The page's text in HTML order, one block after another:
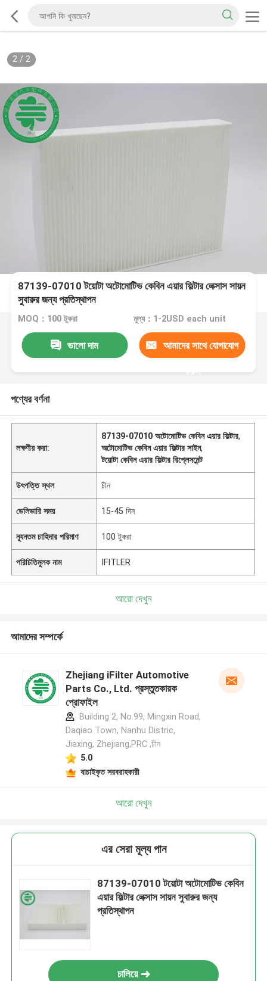
2/ 2
87139-07010 টয়োটা অটোমোটিভ কেবিন এয়ার ফিল্টার লেক্সাস সায়ন
সুবারুর জন্য প্রতিস্থাপন
MOQ：100 টুকরা মূল্য：1-2USD each unit
ভালো দাম আমাদের সাথে যোগাযোগ
করুন
পণ্যের বর্ণনা
লক্ষণীয় করা:
87139-07010 অটোমোটিভ কেবিন এয়ার ফিল্টার,
অটোমোটিভ কেবিন এয়ার ফিল্টার সাইন,
টয়োটা কেবিন এয়ার ফিল্টার রিপ্লেসমেন্ট
উৎপত্তি স্থল চীন
ডেলিভারি সময় 15-45 দিন
ন্যূনতম চাহিদার পরিমাণ 100 টুকরা
পরিচিতিমুলক নাম IFITLER
আরো দেখুন
আমাদের সম্পর্কে
Zhejiang iFilter Automotive
Parts Co., Ltd. প্রস্তুতকারক
প্রোফাইল
Building 2, No.99, Mingxin Road,
Daqiao Town, Nanhu Distric,
Jiaxing, Zhejiang,PRC ,চীন
5.0
যাচাইকৃত সরবরাহকারী
আরো দেখুন
এর সেরা মূল্য পান
87139-07010 টয়োটা অটোমোটিভ কেবিন
এয়ার ফিল্টার লেক্সাস সায়ন সুবারুর জন্য
প্রতিস্থাপন
চালিয়ে